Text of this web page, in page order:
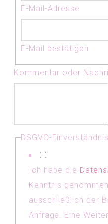
E-Mail-Adresse
E-Mail bestätigen
Kommentar oder
DSGVO-Einverständnis
Ich habe die
Kenntnis
ausschließlich der
Anfrage. Eine